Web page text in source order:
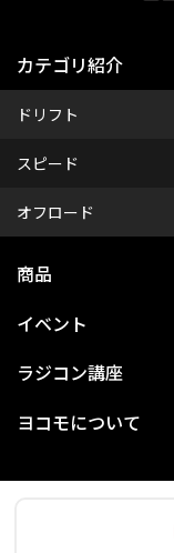
カテゴリ紹介
ドリフト
スピード
オフロード
商品
イベント
ラジコン講座
ヨコモについて